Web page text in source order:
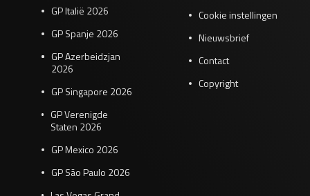
GP Italië 2026
GP Spanje 2026
GP Azerbeidzjan
2026
GP Singapore 2026
GP Verenigde
Staten 2026
GP Mexico 2026
GP São Paulo 2026
Cookie instellingen
Nieuwsbrief
Contact
Copyright